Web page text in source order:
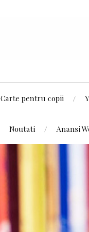
Carte pentru copii
Noutati Anansi